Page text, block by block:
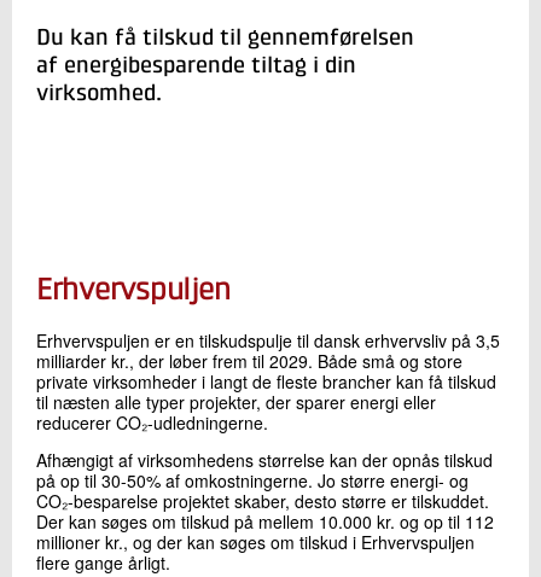
03.Energiledelse
04.Energioptimering i industrien
05.Tilskud til energibesparelser
Du kan få tilskud til gennemførelsen
af energibesparende tiltag i din
virksomhed.
Erhvervspuljen
Erhvervspuljen er en tilskudspulje til dansk erhvervsliv på 3,5
milliarder kr., der løber frem til 2029. Både små og store
private virksomheder i langt de fleste brancher kan få tilskud
til næsten alle typer projekter, der sparer energi eller
reducerer CO₂-udledningerne.
Afhængigt af virksomhedens størrelse kan der opnås tilskud
på op til 30-50% af omkostningerne. Jo større energi- og
CO₂-besparelse projektet skaber, desto større er tilskuddet.
Der kan søges om tilskud på mellem 10.000 kr. og op til 112
millioner kr., og der kan søges om tilskud i Erhvervspuljen
flere gange årligt.